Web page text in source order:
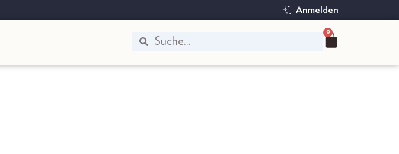
Anmelden
0